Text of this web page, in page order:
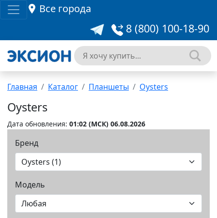
Все города
8 (800) 100-18-90
Главная Каталог Планшеты Oysters
Oysters
Дата обновления: 01:02 (MCК) 06.08.2026
Бренд
Модель